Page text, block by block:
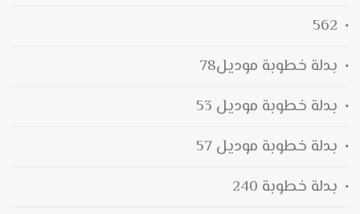
562
بدلة خطوبة موديل78
بدلة خطوبة موديل 53
بدلة خطوبة موديل 57
بدلة خطوبة 240